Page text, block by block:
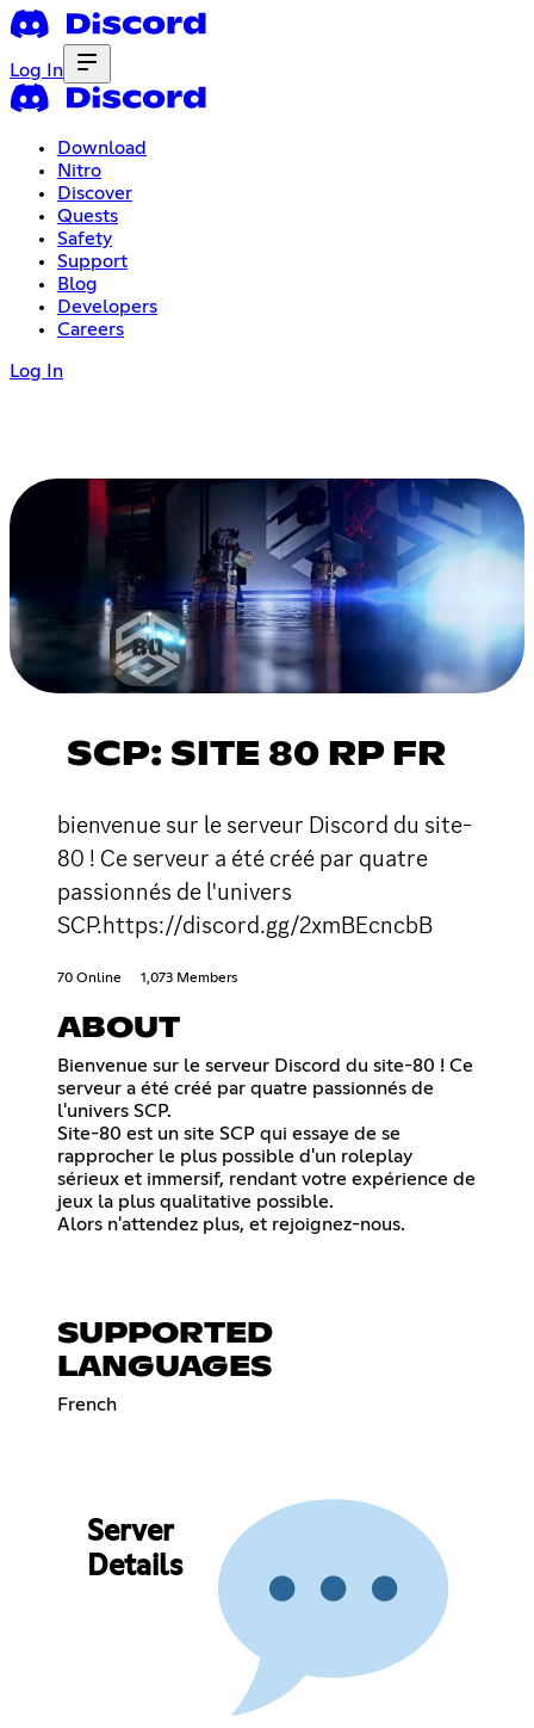
Log In
Download
Nitro
Discover
Quests
Safety
Support
Blog
Developers
Careers
Log In
SCP: SITE 80 RP FR
bienvenue sur le serveur Discord du site-
80 ! Ce serveur a été créé par quatre
passionnés de l'univers
SCP.https://discord.gg/2xmBEcncbB
70 Online 1,073 Members
ABOUT
Bienvenue sur le serveur Discord du site-80 ! Ce
serveur a été créé par quatre passionnés de
l'univers SCP.
Site-80 est un site SCP qui essaye de se
rapprocher le plus possible d'un roleplay
sérieux et immersif, rendant votre expérience de
jeux la plus qualitative possible.
Alors n'attendez plus, et rejoignez-nous.
SUPPORTED
LANGUAGES
French
Server
Details